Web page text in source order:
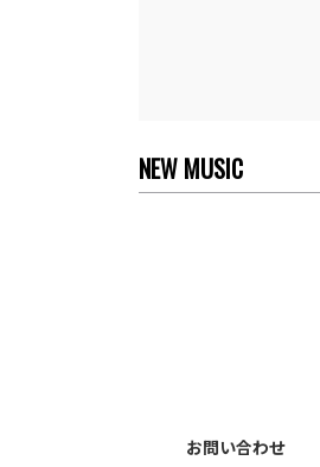
NEW MUSIC
お問い合わせ